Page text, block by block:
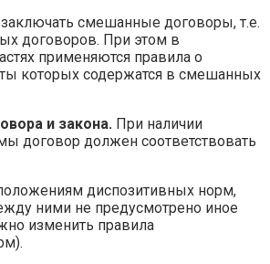
смешанные договоры, т.е.
договоров. При этом в
применяются правила о
которых содержатся в смешанных
и закона. При наличии
договор должен соответствовать
диспозитивных норм,
ними не предусмотрено иное
изменить правила